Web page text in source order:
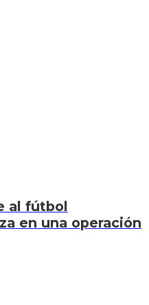
al fútbol
en una operación